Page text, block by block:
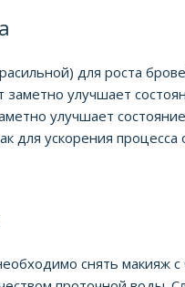
для роста
заметно улучшает
улучшает
для ускорения
снять макияж